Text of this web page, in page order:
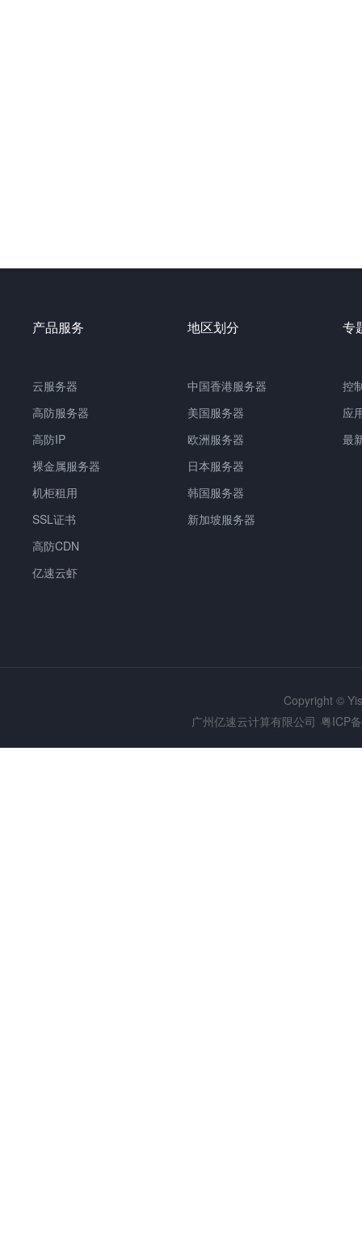
产品服务
云服务器
高防服务器
高防IP
裸金属服务器
机柜租用
SSL证书
高防CDN
亿速云虾
地区划分
中国香港服务器
美国服务器
欧洲服务器
日本服务器
韩国服务器
新加坡服务器
专
控
应
最
Copyright ©
广州亿速云计算有限公司 粤ICP